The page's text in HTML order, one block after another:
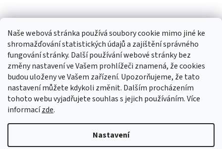
Naše webová stránka používá soubory cookie mimo jiné ke
shromažďování statistických údajů a zajištění správného
fungování stránky. Další používání webové stránky bez
změny nastavení ve Vašem prohlížeči znamená, že cookies
budou uloženy ve Vašem zařízení. Upozorňujeme, že tato
nastavení můžete kdykoli změnit. Dalším procházením
tohoto webu vyjadřujete souhlas s jejich používáním. Více
informacízde.
Nastavení
TIk Tok Instagram Facebook
Vytvořil Shoptet